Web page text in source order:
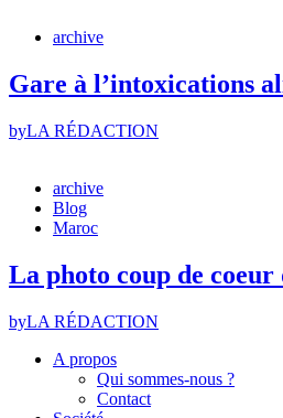
archive
Gare à l’intoxications
byLA RÉDACTION
archive
Blog
Maroc
La photo coup de coeur
byLA RÉDACTION
A propos
Qui sommes-nous ?
Contact